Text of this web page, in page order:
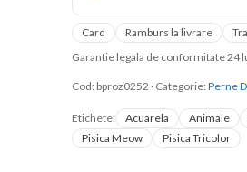
Card Ramburs la livrare
Garantie legala de conformitate 24
Cod: bproz0252 · Categorie: Perne
Etichete: Acuarela Animale
Pisica Meow
Pisica Tricolor